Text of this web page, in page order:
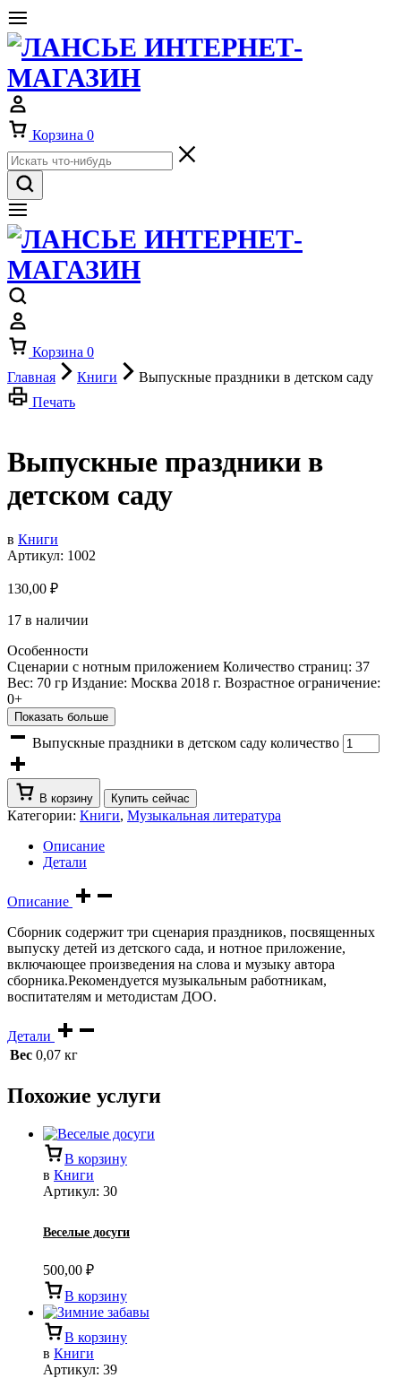
Корзина 0
Корзина 0
Главная
Книги
Выпускные праздники в детском саду
Печать
Выпускные праздники в
детском саду
в Книги
Артикул: 1002
130,00 ₽
17 в наличии
Особенности
Сценарии с нотным приложением Количество страниц: 37
Вес: 70 гр Издание: Москва 2018 г. Возрастное ограничение:
0+
Показать больше
Выпускные праздники в детском саду количество
В корзину Купить сейчас
Категории: Книги, Музыкальная литература
Описание
Детали
Описание
Сборник содержит три сценария праздников, посвященных
выпуску детей из детского сада, и нотное приложение,
включающее произведения на слова и музыку автора
сборника.Рекомендуется музыкальным работникам,
воспитателям и методистам ДОО.
Детали
Вес 0,07 кг
Похожие услуги
В корзину
в Книги
Артикул: 30
Веселые досуги
500,00 ₽
В корзину
В корзину
в Книги
Артикул: 39